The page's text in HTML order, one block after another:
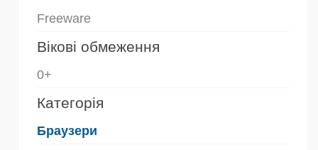
Freeware
Вікові обмеження
0+
Категорія
Браузери